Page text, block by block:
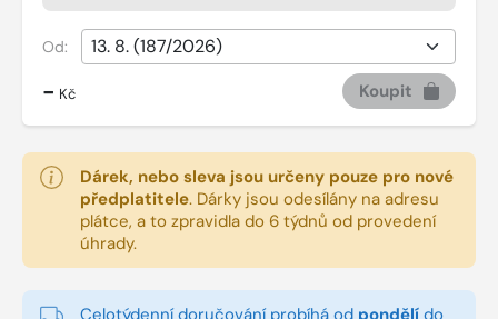
Od:
- Kč Koupit
Dárek, nebo sleva jsou určeny pouze pro nové
předplatitele. Dárky jsou odesílány na adresu
plátce, a to zpravidla do 6 týdnů od provedení
úhrady.